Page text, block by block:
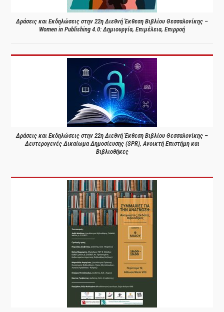
Δράσεις και Εκδηλώσεις στην 22η Διεθνή Έκθεση Βιβλίου Θεσσαλονίκης –
Women in Publishing 4.0: Δημιουργία, Επιμέλεια, Επιρροή
Δράσεις και Εκδηλώσεις στην 22η Διεθνή Έκθεση Βιβλίου Θεσσαλονίκης –
Δευτερογενές Δικαίωμα Δημοσίευσης (SPR), Ανοικτή Επιστήμη και
Βιβλιοθήκες